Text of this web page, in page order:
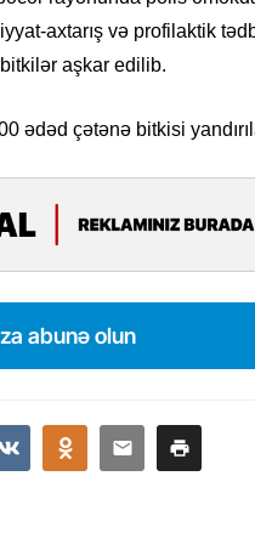
axtarış və profilaktik
aşkar edilib.
ədəd çətənə bitkisi
abunə olun